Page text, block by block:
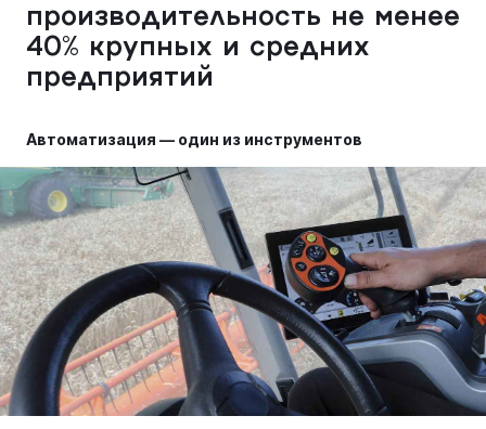
производительность не менее
40% крупных и средних
предприятий
Автоматизация — один из инструментов